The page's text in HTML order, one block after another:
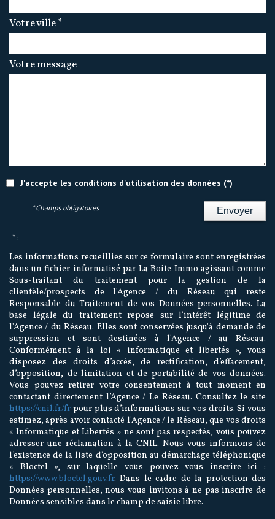
Votre ville *
Votre message
J'accepte les conditions d'utilisation des données (*)
Envoyer
* Champs obligatoires
* :
Les informations recueillies sur ce formulaire sont enregistrées
dans un fichier informatisé par La Boite Immo agissant comme
Sous-traitant du traitement pour la gestion de la
clientèle/prospects de l'Agence / du Réseau qui reste
Responsable du Traitement de vos Données personnelles. La
base légale du traitement repose sur l'intérêt légitime de
l'Agence / du Réseau. Elles sont conservées jusqu'à demande de
suppression et sont destinées à l'Agence / au Réseau.
Conformément à la loi « informatique et libertés », vous
disposez des droits d’accès, de rectification, d’effacement,
d’opposition, de limitation et de portabilité de vos données.
Vous pouvez retirer votre consentement à tout moment en
contactant directement l’Agence / Le Réseau. Consultez le site
https://cnil.fr/fr pour plus d’informations sur vos droits. Si vous
estimez, après avoir contacté l'Agence / le Réseau, que vos droits
« Informatique et Libertés » ne sont pas respectés, vous pouvez
adresser une réclamation à la CNIL. Nous vous informons de
l’existence de la liste d'opposition au démarchage téléphonique
« Bloctel », sur laquelle vous pouvez vous inscrire ici :
https://www.bloctel.gouv.fr. Dans le cadre de la protection des
Données personnelles, nous vous invitons à ne pas inscrire de
Données sensibles dans le champ de saisie libre.